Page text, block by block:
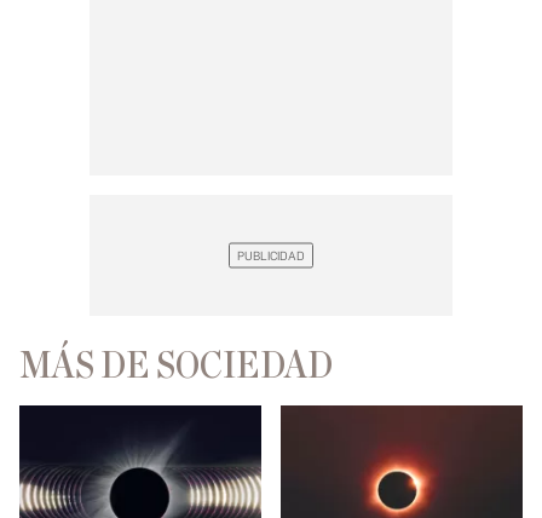
MÁS DE SOCIEDAD